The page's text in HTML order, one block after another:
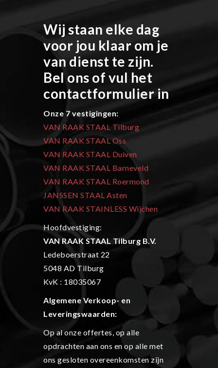
Wij staan elke dag
voor jou klaar om je
van dienst te zijn.
Bel ons of vul het
contactformulier in
Onze 7 vestigingen:
VAN RAAK STAAL Tilburg
VAN RAAK STAAL Oss
VAN RAAK STAAL Duiven
VAN RAAK STAAL Barneveld
VAN RAAK STAAL Roermond
JANSSEN STAAL Asten
VAN RAAK STAINLESS Wijchen
Hoofdvestiging:
VAN RAAK STAAL Tilburg B.V.
Ledeboerstraat 22
5048 AD Tilburg
KvK : 18035067
Algemene Verkoop- en
Leveringswaarden:
Op al onze offertes, op alle
opdrachten aan ons en op alle met
ons gesloten overeenkomsten zijn